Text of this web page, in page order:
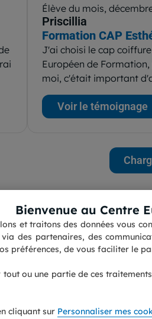
Élève du mois,
Priscillia
Formation CAP
J'ai choisi le cap
Européen de
moi, c'était important
Voir le témoignage
Contactez nous
Pourquoi choisir le CEF ?
Les avis sur le Centre
Nos guides formations
Bienvenue au Centre
et traitons des données vous
des partenaires, des
préférences, de vous faciliter le
ou une partie de ces
cliquant sur Personnaliser mes